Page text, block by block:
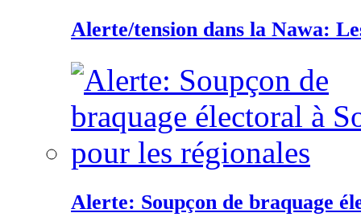
Alerte/tension dans la Nawa:
Alerte: Soupçon de braquage